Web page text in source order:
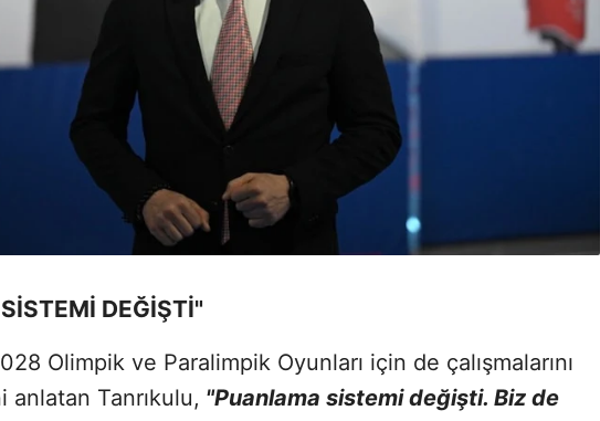
DEĞİŞTİ"
Olimpik ve Paralimpik Oyunları için de çalışmalarını
anlatan Tanrıkulu, "Puanlama sistemi değişti. Biz de